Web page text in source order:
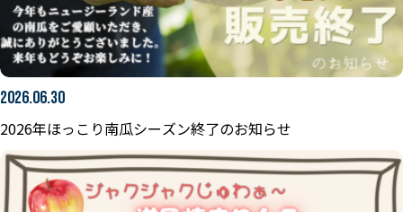
2026.06.30
2026年ほっこり南瓜シーズン終了のお知らせ